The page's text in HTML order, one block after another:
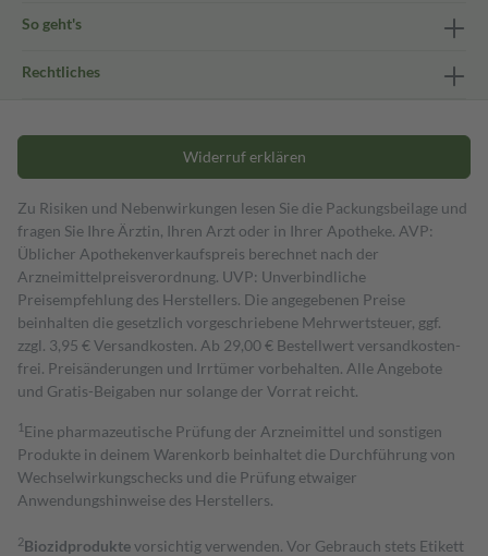
So geht's
Rechtliches
Widerruf erklären
Zu Risiken und Nebenwirkungen lesen Sie die Packungsbeilage und
fragen Sie Ihre Ärztin, Ihren Arzt oder in Ihrer Apotheke. AVP:
Üblicher Apothekenverkaufspreis berechnet nach der
Arzneimittelpreisverordnung. UVP: Unverbindliche
Preisempfehlung des Herstellers. Die angegebenen Preise
beinhalten die gesetzlich vorgeschriebene Mehrwertsteuer, ggf.
zzgl. 3,95 € Versandkosten. Ab 29,00 € Bestell­wert versand­kosten­
frei. Preisänderungen und Irrtümer vorbehalten. Alle Angebote
und Gratis-Beigaben nur solange der Vorrat reicht.
1 Eine pharmazeutische Prüfung der Arzneimittel und sonstigen
Produkte in deinem Warenkorb beinhaltet die Durchführung von
Wechselwirkungschecks und die Prüfung etwaiger
Anwendungshinweise des Herstellers.
2Biozidproduktevorsichtig verwenden. Vor Gebrauch stets Etikett